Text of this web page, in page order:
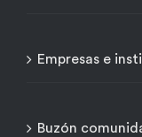
Empresas e
Buzón